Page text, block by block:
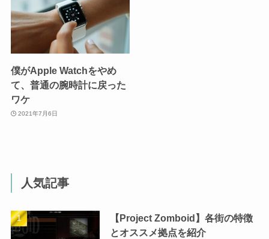
僕がApple Watchをやめ
て、普通の腕時計に戻った
ワケ
2021年7月6日
人気記事
【Project Zomboid】各街の特徴
とオススメ拠点を紹介